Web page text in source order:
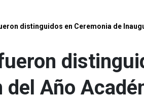
distinguidos en Ceremonia de
del Año